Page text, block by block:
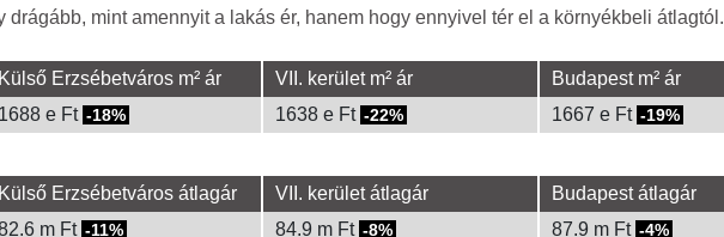
mint amennyit a lakás ér, hanem hogy ennyivel tér el a környékbeli átlagtól.
Külső Erzsébetváros m² ár VII. kerület m² ár
Budapest m² ár
1688 e Ft -18% 1638 e Ft -22% 1667 e Ft -19%
Külső Erzsébetváros átlagár VII. kerület átlagár
Budapest átlagár
m Ft -11% 84.9 m Ft -8% 87.9 m Ft -4%